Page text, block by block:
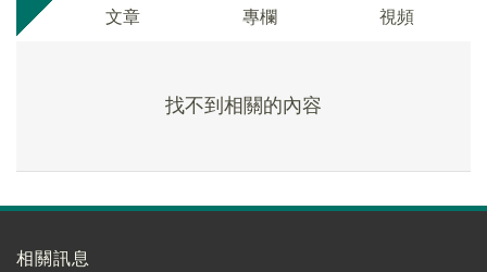
文章 專欄 視頻
找不到相關的內容
相關訊息